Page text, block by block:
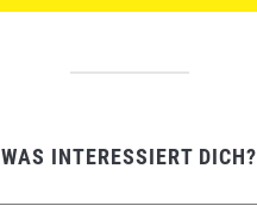
WAS INTERESSIERT DICH?